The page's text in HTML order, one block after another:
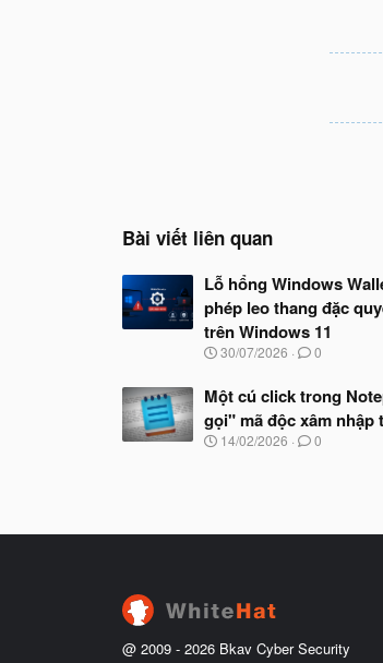
Bài viết liên quan
Lỗ hổng Windows
phép leo thang đặc
trên Windows 11
N
y
b
ắ
30/07/2026 0
Một cú click trong
gọi" mã độc xâm nhập
N
14/02/2026 0
@ 2009 - 2026 Bkav Cyber Security